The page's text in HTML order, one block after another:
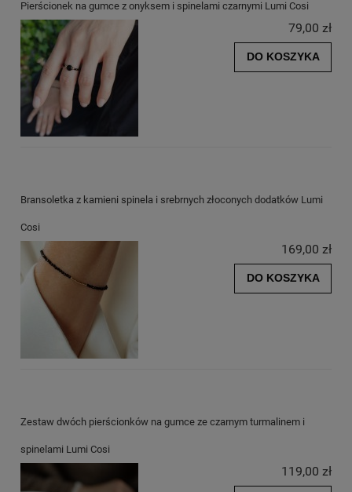
Pierścionek na gumce z onyksem i spinelami czarnymi Lumi Cosi
79,00 zł
DO KOSZYKA
Bransoletka z kamieni spinela i srebrnych złoconych dodatków Lumi
Cosi
169,00 zł
DO KOSZYKA
Zestaw dwóch pierścionków na gumce ze czarnym turmalinem i
spinelami Lumi Cosi
119,00 zł